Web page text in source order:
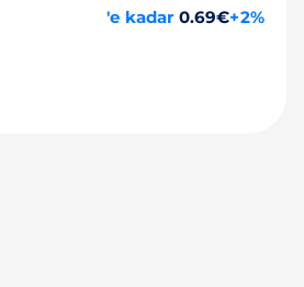
'e kadar0.69€+2%